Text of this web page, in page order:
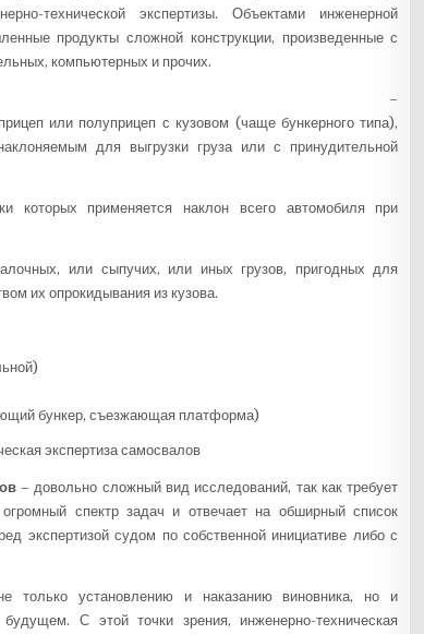
технической экспертизы. Объектами инженерной
продукты сложной конструкции, произведенные с
компьютерных и прочих.
или полуприцеп с кузовом (чаще бункерного типа),
для выгрузки груза или с принудительной
которых применяется наклон всего автомобиля при
или сыпучих, или иных грузов, пригодных для
их опрокидывания из кузова.
бункер, съезжающая платформа)
– довольно сложный вид исследований, так как требует
спектр задач и отвечает на обширный список
экспертизой судом по собственной инициативе либо с
только установлению и наказанию виновника, но и
С этой точки зрения, инженерно-техническая